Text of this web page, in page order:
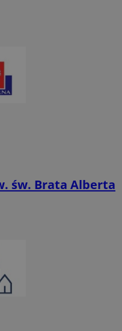
św. Brata Alberta